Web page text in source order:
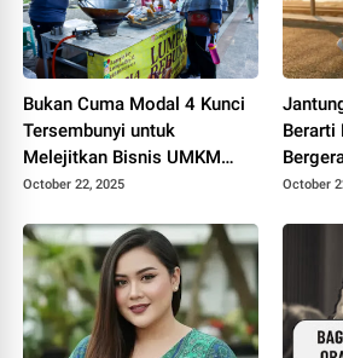
Bukan Cuma Modal 4 Kunci
Tersembunyi untuk
Melejitkan Bisnis UMKM
Anda
October 22, 2025
Berarti
yang
October